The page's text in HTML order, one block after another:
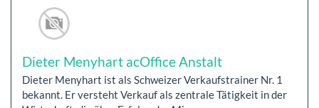
Dieter Menyhart acOffice Anstalt
Dieter Menyhart ist als Schweizer Verkaufstrainer Nr. 1
bekannt. Er versteht Verkauf als zentrale Tätigkeit in der